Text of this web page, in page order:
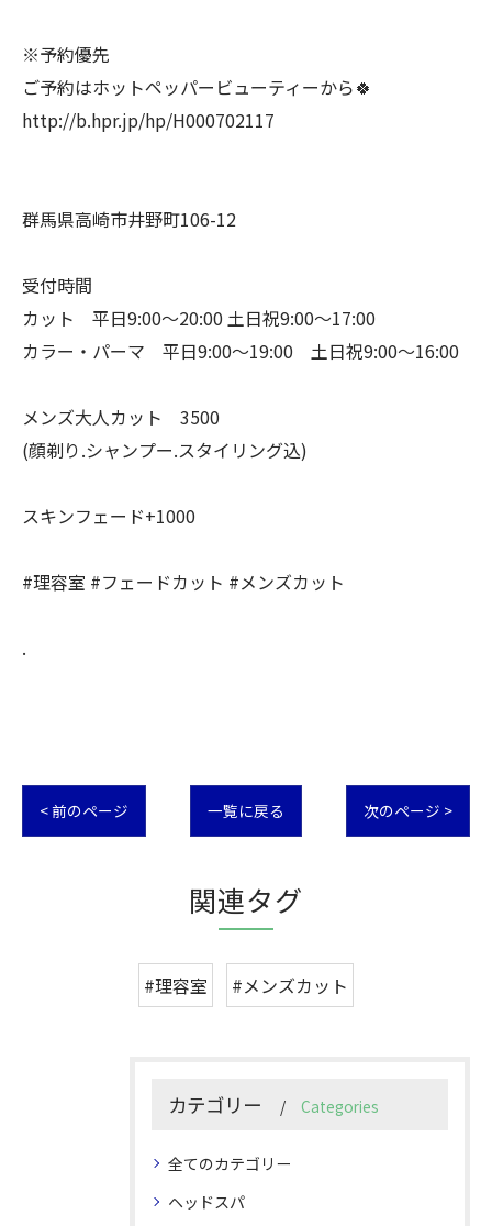
※予約優先
ご予約はホットペッパービューティーから🍀
http://b.hpr.jp/hp/H000702117
群馬県高崎市井野町106-12
受付時間
カット 平日9:00〜20:00 土日祝9:00〜17:00
カラー・パーマ 平日9:00〜19:00 土日祝9:00〜16:00
メンズ大人カット 3500
(顔剃り.シャンプー.スタイリング込)
スキンフェード+1000
#理容室 #フェードカット #メンズカット
.
< 前のページ 一覧に戻る 次のページ >
関連タグ
#理容室 #メンズカット
カテゴリー Categories
全てのカテゴリー
ヘッドスパ